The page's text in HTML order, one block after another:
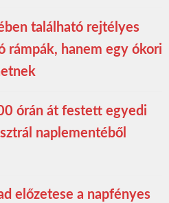
található rejtélyes
rámpák, hanem egy ókori
órán át festett egyedi
naplementéből
előzetese a napfényes